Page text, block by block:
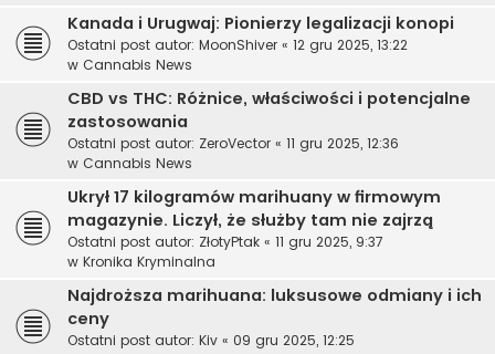
Kanada i Urugwaj: Pionierzy legalizacji konopi
Ostatni post autor: MoonShiver « 12 gru 2025, 13:22
w Cannabis News
CBD vs THC: Różnice, właściwości i potencjalne
zastosowania
Ostatni post autor: ZeroVector « 11 gru 2025, 12:36
w Cannabis News
Ukrył 17 kilogramów marihuany w firmowym
magazynie. Liczył, że służby tam nie zajrzą
Ostatni post autor: ZłotyPtak « 11 gru 2025, 9:37
w Kronika Kryminalna
Najdroższa marihuana: luksusowe odmiany i ich
ceny
Ostatni post autor: Kiv « 09 gru 2025, 12:25